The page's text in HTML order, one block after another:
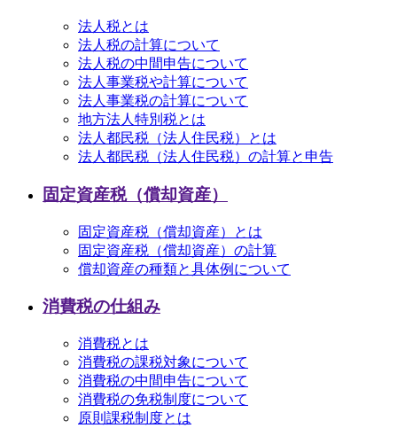
法人税とは
法人税の計算について
法人税の中間申告について
法人事業税や計算について
法人事業税の計算について
地方法人特別税とは
法人都民税（法人住民税）とは
法人都民税（法人住民税）の計算と申告
固定資産税（償却資産）
固定資産税（償却資産）とは
固定資産税（償却資産）の計算
償却資産の種類と具体例について
消費税の仕組み
消費税とは
消費税の課税対象について
消費税の中間申告について
消費税の免税制度について
原則課税制度とは